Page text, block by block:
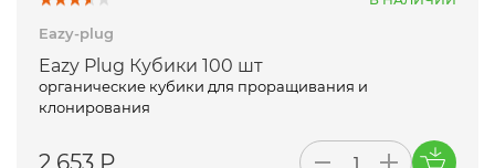
Eazy-plug
Eazy Plug Кубики 100 шт
органические кубики для проращивания и
клонирования
2 653 Р